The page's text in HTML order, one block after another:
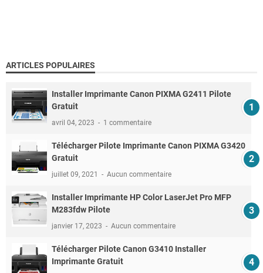
ARTICLES POPULAIRES
Installer Imprimante Canon PIXMA G2411 Pilote
Gratuit
avril 04, 2023 1 commentaire
Télécharger Pilote Imprimante Canon PIXMA G3420
Gratuit
juillet 09, 2021 Aucun commentaire
Installer Imprimante HP Color LaserJet Pro MFP
M283fdw Pilote
janvier 17, 2023 Aucun commentaire
Télécharger Pilote Canon G3410 Installer
Imprimante Gratuit